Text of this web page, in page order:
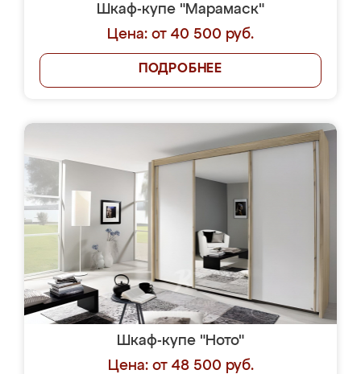
Шкаф-купе "Марамаск"
Цена: от 40 500 руб.
ПОДРОБНЕЕ
Шкаф-купе "Ното"
Цена: от 48 500 руб.